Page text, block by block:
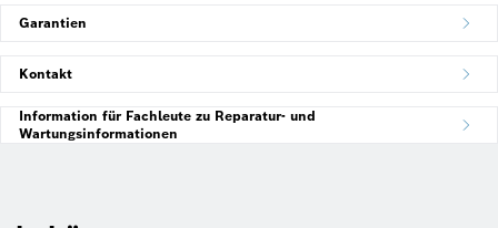
Garantien
Kontakt
Information für Fachleute zu Reparatur- und
Wartungsinformationen